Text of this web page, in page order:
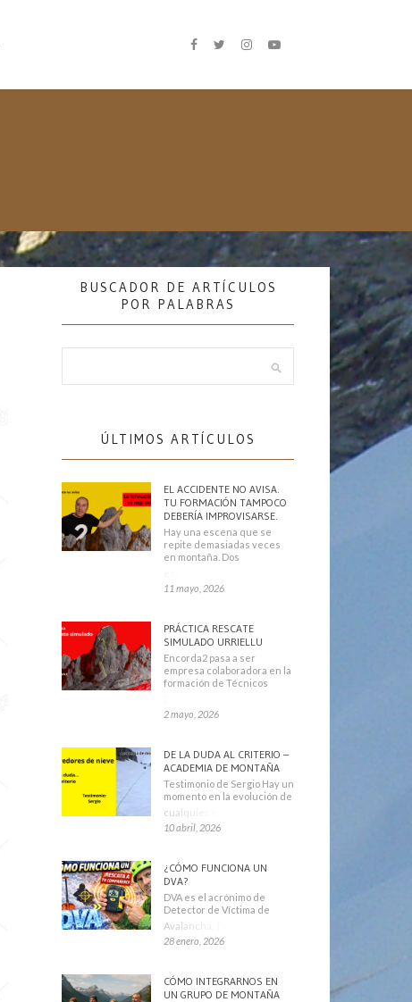
BUSCADOR DE ARTÍCULOS
POR PALABRAS
ÚLTIMOS ARTÍCULOS
EL ACCIDENTE NO AVISA.
TU FORMACIÓN TAMPOCO
DEBERÍA IMPROVISARSE.
Hay una escena que se
repite demasiadas veces
en montaña. Dos
11 mayo, 2026
PRÁCTICA RESCATE
SIMULADO URRIELLU
Encorda2 pasa a ser
empresa colaboradora en la
formación de Técnicos
2 mayo, 2026
DE LA DUDA AL CRITERIO –
ACADEMIA DE MONTAÑA
Testimonio de Sergio Hay un
momento en la evolución de
cualquier montañero
10 abril, 2026
¿CÓMO FUNCIONA UN
DVA?
DVA es el acrónimo de
Detector de Víctima de
Avalancha. También se
28 enero, 2026
CÓMO INTEGRARNOS EN
UN GRUPO DE MONTAÑA